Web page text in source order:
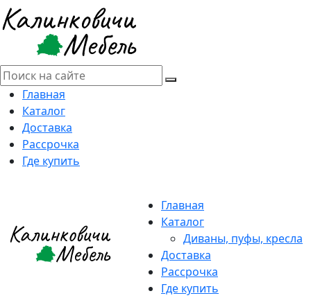
Главная
Каталог
Доставка
Рассрочка
Где купить
Главная
Каталог
Диваны, пуфы, кресла
Доставка
Рассрочка
Где купить